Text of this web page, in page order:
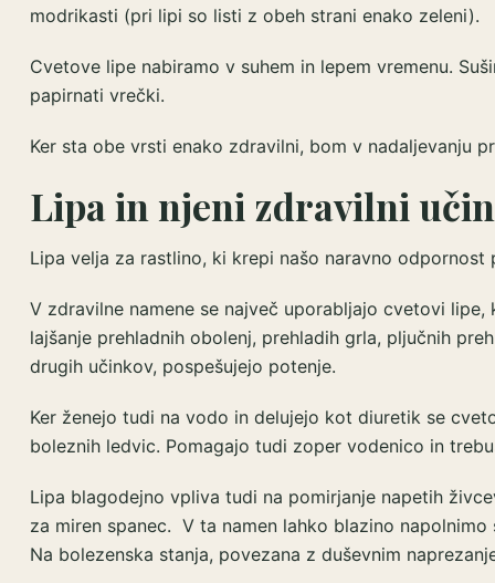
modrikasti (pri lipi so listi z obeh strani enako zeleni).
Cvetove lipe nabiramo v suhem in lepem vremenu.
papirnati vrečki.
Ker sta obe vrsti enako zdravilni, bom v nadaljevanju
Lipa in njeni zdravilni
Lipa velja za rastlino, ki krepi našo naravno
V zdravilne namene se največ uporabljajo cvetovi
lajšanje prehladnih obolenj, prehladih grla, pljučnih
drugih učinkov, pospešujejo potenje.
Ker ženejo tudi na vodo in delujejo kot diuretik se
boleznih ledvic. Pomagajo tudi zoper vodenico in
Lipa blagodejno vpliva tudi na pomirjanje napetih
za miren spanec. V ta namen lahko blazino
Na bolezenska stanja, povezana z duševnim